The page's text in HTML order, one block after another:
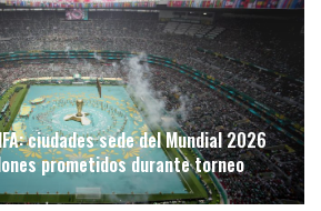
ciudades sede del Mundial 2026
prometidos durante torneo